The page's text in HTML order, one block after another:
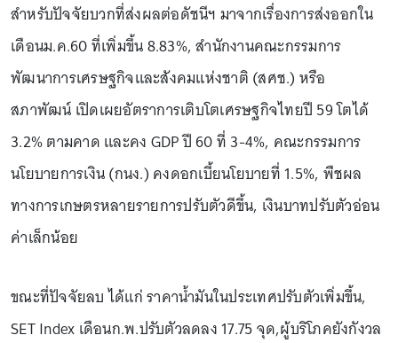
สำหรับปัจจัยบวกที่ส่งผลต่อดัชนีฯ มาจากเรื่องการส่งออกใน
เดือนม.ค.60 ที่เพิ่มขึ้น 8.83%, สำนักงานคณะกรรมการ
พัฒนาการเศรษฐกิจและสังคมแห่งชาติ (สศช.) หรือ
สภาพัฒน์ เปิดเผยอัตราการเติบโตเศรษฐกิจไทยปี 59 โตได้
3.2% ตามคาด และคง GDP ปี 60 ที่ 3-4%, คณะกรรมการ
นโยบายการเงิน (กนง.) คงดอกเบี้ยนโยบายที่ 1.5%, พืชผล
ทางการเกษตรหลายรายการปรับตัวดีขึ้น, เงินบาทปรับตัวอ่อน
ค่าเล็กน้อย
ขณะที่ปัจจัยลบ ได้แก่ ราคาน้ำมันในประเทศปรับตัวเพิ่มขึ้น,
SET Index เดือนก.พ.ปรับตัวลดลง 17.75 จุด,ผู้บริโภคยังกังวล